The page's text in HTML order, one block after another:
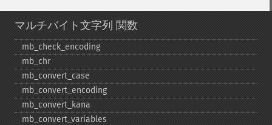
マルチバイト文字列 関数
mb_​check_​encoding
mb_​chr
mb_​convert_​case
mb_​convert_​encoding
mb_​convert_​kana
mb_​convert_​variables